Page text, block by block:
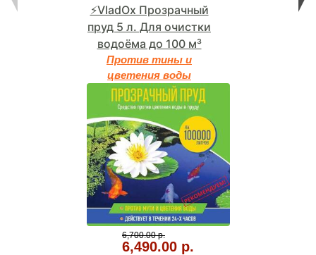
⚡VladOx Прозрачный
пруд 5 л. Для очистки
водоёма до 100 м³
Против тины и
цветения воды
6,700.00 р.
6,490.00 р.